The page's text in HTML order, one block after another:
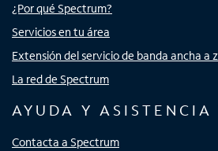
¿Por qué Spectrum?
Servicios en tu área
Extensión del servicio de banda ancha a
La red de Spectrum
AYUDA Y ASISTENCIA
Contacta a Spectrum